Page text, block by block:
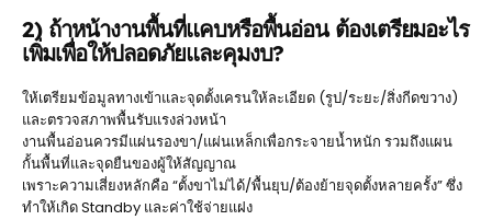
2) ถ้าหน้างานพื้นที่แคบหรือพื้นอ่อน ต้องเตรียมอะไร
เพิ่มเพื่อให้ปลอดภัยและคุมงบ?
ให้เตรียมข้อมูลทางเข้าและจุดตั้งเครนให้ละเอียด (รูป/ระยะ/สิ่งกีดขวาง)
และตรวจสภาพพื้นรับแรงล่วงหน้า
งานพื้นอ่อนควรมีแผ่นรองขา/แผ่นเหล็กเพื่อกระจายน้ำหนัก รวมถึงแผน
กั้นพื้นที่และจุดยืนของผู้ให้สัญญาณ
เพราะความเสี่ยงหลักคือ “ตั้งขาไม่ได้/พื้นยุบ/ต้องย้ายจุดตั้งหลายครั้ง” ซึ่ง
ทำให้เกิด Standby และค่าใช้จ่ายแฝง